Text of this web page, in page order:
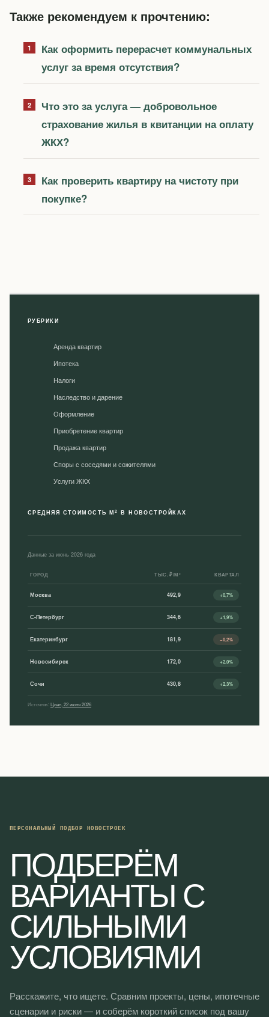
Также рекомендуем к прочтению:
Как оформить перерасчет коммунальных
услуг за время отсутствия?
Что это за услуга — добровольное
страхование жилья в квитанции на оплату
ЖКХ?
Как проверить квартиру на чистоту при
покупке?
РУБРИКИ
Аренда квартир
Ипотека
Налоги
Наследство и дарение
Оформление
Приобретение квартир
Продажа квартир
Споры с соседями и сожителями
Уcлуги ЖКХ
СРЕДНЯЯ СТОИМОСТЬ М2 В НОВОСТРОЙКАХ
Данные за июнь 2026 года
ГОРОД ТЫС. ₽/М² КВАРТАЛ
Москва 492,9 +0,7%
С-Петербург 344,6 +1,9%
Екатеринбург 181,9 −0,2%
Новосибирск 172,0 +2,0%
Сочи 430,8 +2,3%
Источник:Циан, 22 июня 2026
ПЕРСОНАЛЬНЫЙ ПОДБОР НОВОСТРОЕК
ПОДБЕРЁМ
ВАРИАНТЫ С
СИЛЬНЫМИ
УСЛОВИЯМИ
Расскажите, что ищете. Сравним проекты, цены, ипотечные
сценарии и риски — и соберём короткий список под вашу